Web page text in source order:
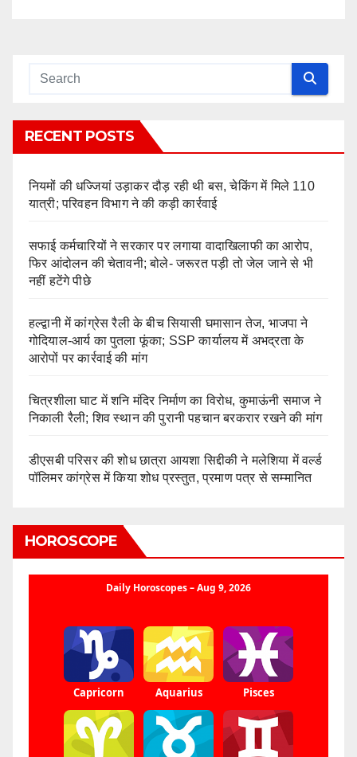
RECENT POSTS
नियमों की धज्जियां उड़ाकर दौड़ रही थी बस, चेकिंग में मिले 110
यात्री; परिवहन विभाग ने की कड़ी कार्रवाई
सफाई कर्मचारियों ने सरकार पर लगाया वादाखिलाफी का आरोप,
फिर आंदोलन की चेतावनी; बोले- जरूरत पड़ी तो जेल जाने से भी
नहीं हटेंगे पीछे
हल्द्वानी में कांग्रेस रैली के बीच सियासी घमासान तेज, भाजपा ने
गोदियाल-आर्य का पुतला फूंका; SSP कार्यालय में अभद्रता के
आरोपों पर कार्रवाई की मांग
चित्रशीला घाट में शनि मंदिर निर्माण का विरोध, कुमाऊंनी समाज ने
निकाली रैली; शिव स्थान की पुरानी पहचान बरकरार रखने की मांग
डीएसबी परिसर की शोध छात्रा आयशा सिद्दीकी ने मलेशिया में वर्ल्ड
पॉलिमर कांग्रेस में किया शोध प्रस्तुत, प्रमाण पत्र से सम्मानित
HOROSCOPE